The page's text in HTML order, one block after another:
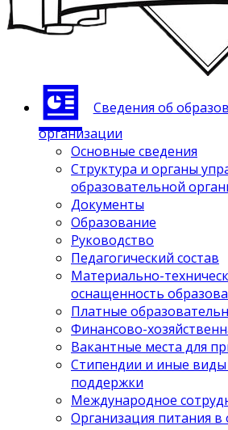
Сведения об
организации
Основные сведения
Структура и органы
образовательной
Документы
Образование
Руководство
Педагогический состав
Материально-
оснащенность
Платные
Финансово-
Вакантные места для
Стипендии и иные
поддержки
Международное
Организация питания в